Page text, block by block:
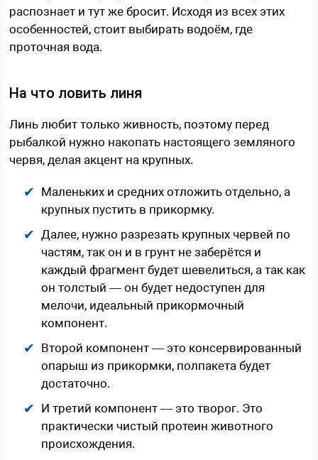
распознает и тут же бросит. Исходя из всех этих
особенностей, стоит выбирать водоём, где
проточная вода.
На что ловить линя
Линь любит только живность, поэтому перед
рыбалкой нужно накопать настоящего земляного
червя, делая акцент на крупных.
Маленьких и средних отложить отдельно, а
крупных пустить в прикормку.
Далее, нужно разрезать крупных червей по
частям, так он и в грунт не заберётся и
каждый фрагмент будет шевелиться, а так как
он толстый — он будет недоступен для
мелочи, идеальный прикормочный
компонент.
Второй компонент — это консервированный
опарыш из прикормки, полпакета будет
достаточно.
И третий компонент — это творог. Это
практически чистый протеин животного
происхождения.